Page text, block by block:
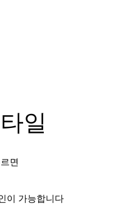
일
면
이 가능합니다